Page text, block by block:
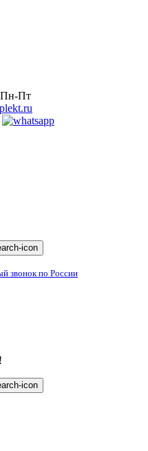
Пн-Пт
звонок по России